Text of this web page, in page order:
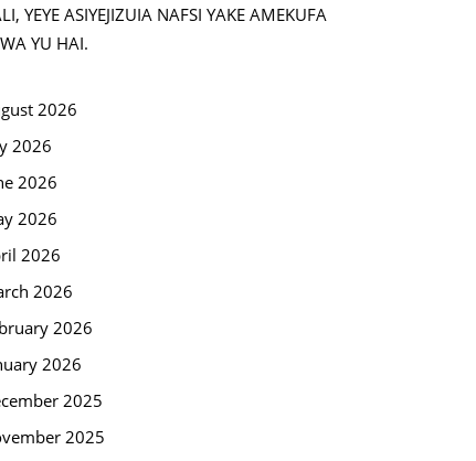
YEYE ASIYEJIZUIA NAFSI YAKE AMEKUFA
YU HAI.
2026
2026
2026
2026
2026
2026
2026
2026
2025
2025